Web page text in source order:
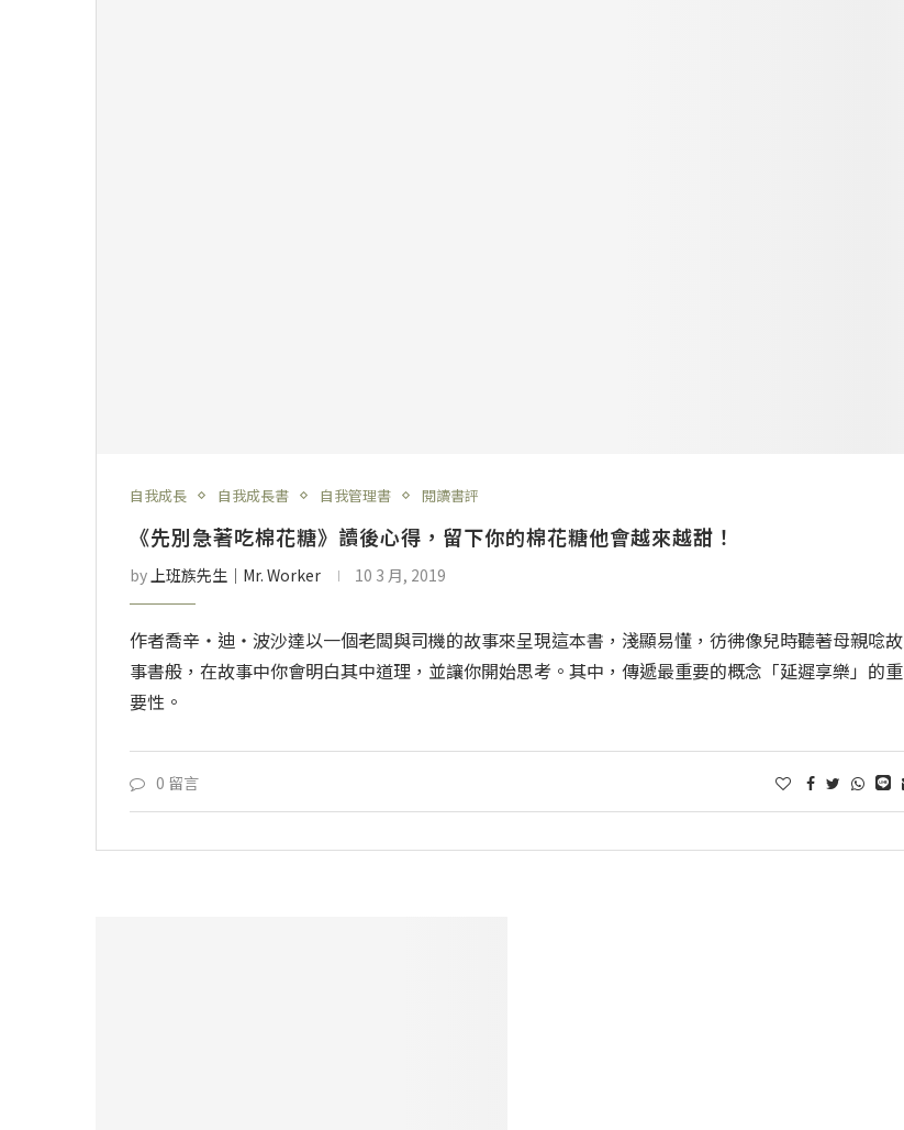
自我成長 自我成長書 自我管理書 閱讀書評
《先別急著吃棉花糖》讀後心得，留下你的棉花糖他會越來越甜！
by上班族先生│Mr. Worker 10 3 月, 2019
作者喬辛・迪・波沙達以一個老闆與司機的故事來呈現這本書，淺顯易懂，彷彿像兒時聽著母親唸故
事書般，在故事中你會明白其中道理，並讓你開始思考。其中，傳遞最重要的概念「延遲享樂」的重
要性。
0 留言